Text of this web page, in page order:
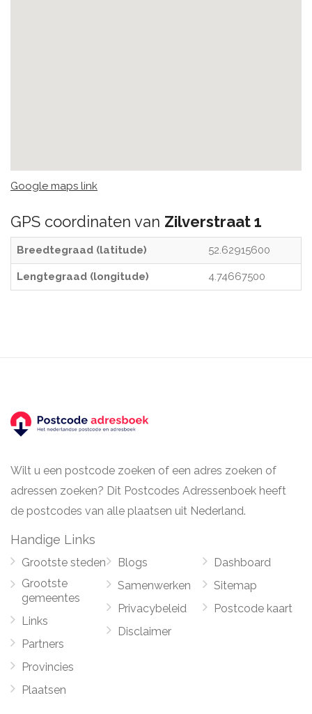
Google maps link
GPS coordinaten van Zilverstraat 1
Breedtegraad (latitude) 52.62915600
Lengtegraad (longitude) 4.74667500
Wilt u een postcode zoeken of een adres zoeken of
adressen zoeken? Dit Postcodes Adressenboek heeft
de postcodes van alle plaatsen uit Nederland.
Handige Links
Grootste steden
Grootste
gemeentes
Links
Partners
Provincies
Plaatsen
Blogs
Samenwerken
Privacybeleid
Disclaimer
Dashboard
Sitemap
Postcode kaart